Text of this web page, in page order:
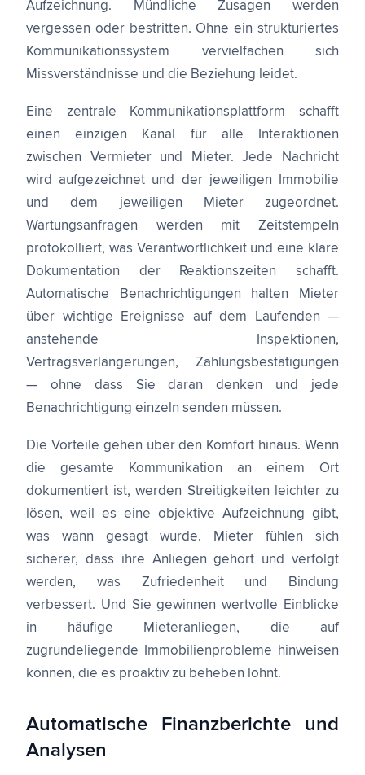
Aufzeichnung. Mündliche Zusagen werden
vergessen oder bestritten. Ohne ein strukturiertes
Kommunikationssystem vervielfachen sich
Missverständnisse und die Beziehung leidet.
Eine zentrale Kommunikationsplattform schafft
einen einzigen Kanal für alle Interaktionen
zwischen Vermieter und Mieter. Jede Nachricht
wird aufgezeichnet und der jeweiligen Immobilie
und dem jeweiligen Mieter zugeordnet.
Wartungsanfragen werden mit Zeitstempeln
protokolliert, was Verantwortlichkeit und eine klare
Dokumentation der Reaktionszeiten schafft.
Automatische Benachrichtigungen halten Mieter
über wichtige Ereignisse auf dem Laufenden —
anstehende Inspektionen,
Vertragsverlängerungen, Zahlungsbestätigungen
— ohne dass Sie daran denken und jede
Benachrichtigung einzeln senden müssen.
Die Vorteile gehen über den Komfort hinaus. Wenn
die gesamte Kommunikation an einem Ort
dokumentiert ist, werden Streitigkeiten leichter zu
lösen, weil es eine objektive Aufzeichnung gibt,
was wann gesagt wurde. Mieter fühlen sich
sicherer, dass ihre Anliegen gehört und verfolgt
werden, was Zufriedenheit und Bindung
verbessert. Und Sie gewinnen wertvolle Einblicke
in häufige Mieteranliegen, die auf
zugrundeliegende Immobilienprobleme hinweisen
können, die es proaktiv zu beheben lohnt.
Automatische Finanzberichte und
Analysen